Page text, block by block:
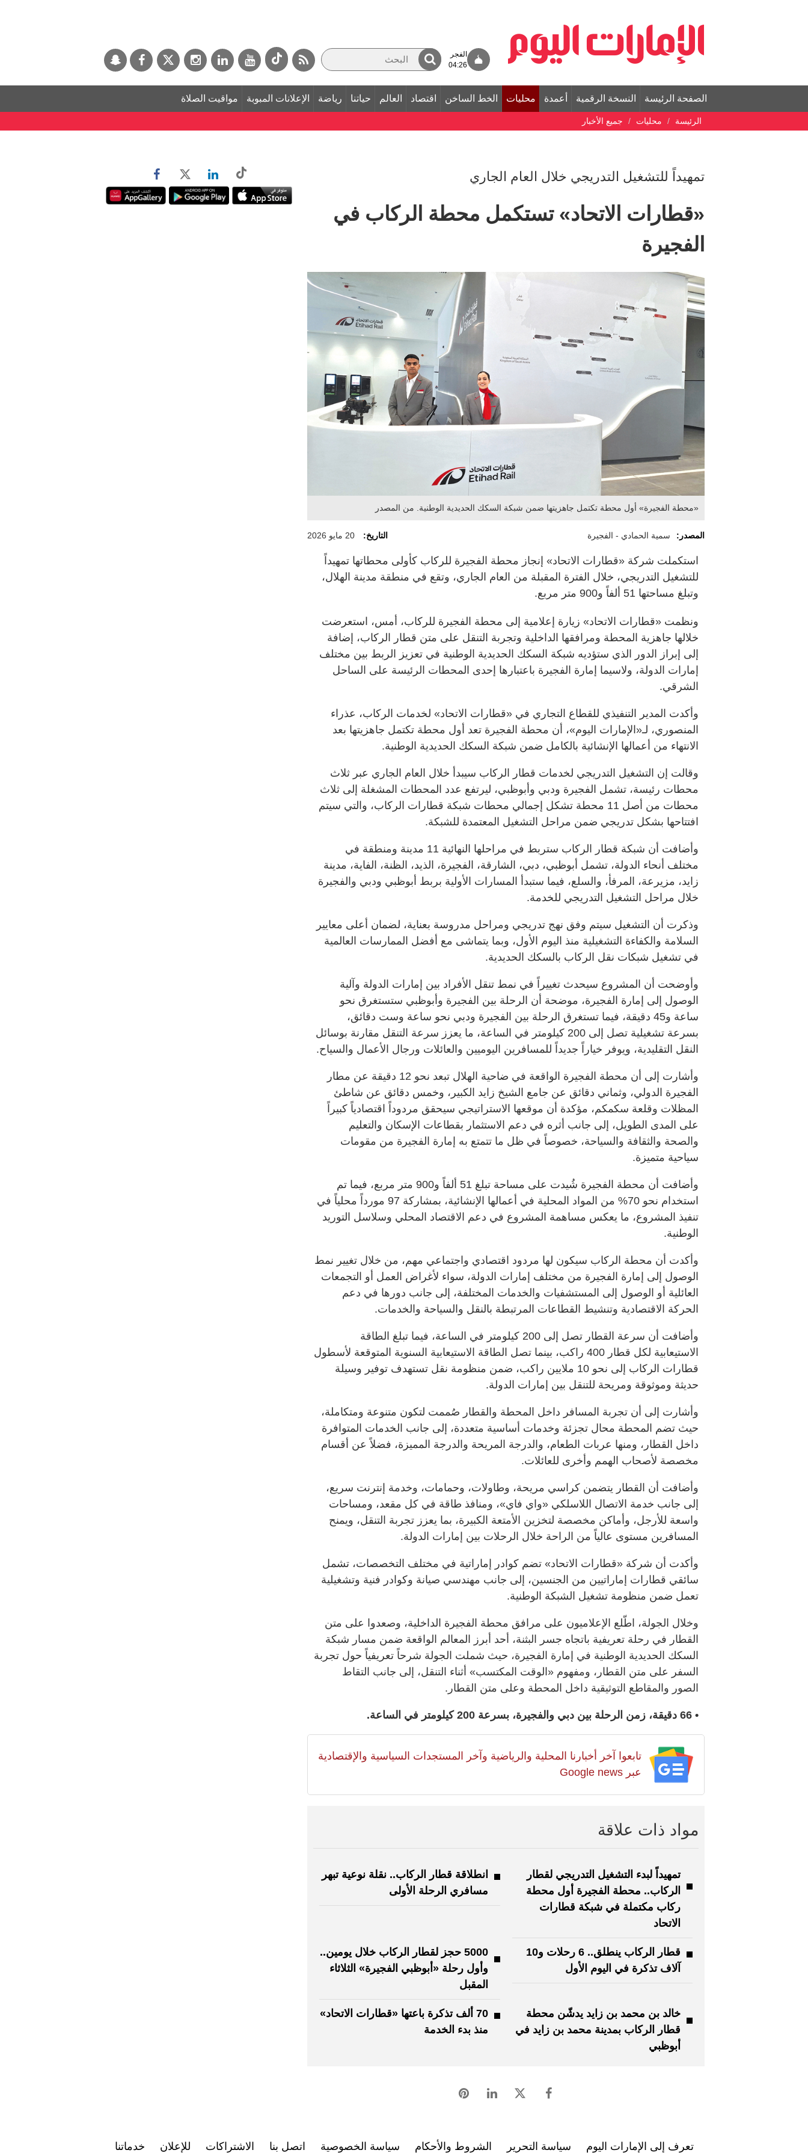
الفجر
04:26
الصفحة الرئيسة النسخة الرقمية أعمدة محليات الخط الساخن اقتصاد العالم حياتنا رياضة الإعلانات المبوبة مواقيت الصلاة
الرئيسة محليات جميع الأخبار
تمهيداً للتشغيل التدريجي خلال العام الجاري
«قطارات الاتحاد» تستكمل محطة الركاب في
الفجيرة
«محطة الفجيرة» أول محطة تكتمل جاهزيتها ضمن شبكة السكك الحديدية الوطنية. من المصدر
المصدر: سمية الحمادي - الفجيرة التاريخ: 20 مايو 2026
استكملت شركة «قطارات الاتحاد» إنجاز محطة الفجيرة للركاب كأولى محطاتها تمهيداً
للتشغيل التدريجي، خلال الفترة المقبلة من العام الجاري، وتقع في منطقة مدينة الهلال،
وتبلغ مساحتها 51 ألفاً و900 متر مربع.
ونظمت «قطارات الاتحاد» زيارة إعلامية إلى محطة الفجيرة للركاب، أمس، استعرضت
خلالها جاهزية المحطة ومرافقها الداخلية وتجربة التنقل على متن قطار الركاب، إضافة
إلى إبراز الدور الذي ستؤديه شبكة السكك الحديدية الوطنية في تعزيز الربط بين مختلف
إمارات الدولة، ولاسيما إمارة الفجيرة باعتبارها إحدى المحطات الرئيسة على الساحل
الشرقي.
وأكدت المدير التنفيذي للقطاع التجاري في «قطارات الاتحاد» لخدمات الركاب، عذراء
المنصوري، لـ«الإمارات اليوم»، أن محطة الفجيرة تعد أول محطة تكتمل جاهزيتها بعد
الانتهاء من أعمالها الإنشائية بالكامل ضمن شبكة السكك الحديدية الوطنية.
وقالت إن التشغيل التدريجي لخدمات قطار الركاب سيبدأ خلال العام الجاري عبر ثلاث
محطات رئيسة، تشمل الفجيرة ودبي وأبوظبي، ليرتفع عدد المحطات المشغلة إلى ثلاث
محطات من أصل 11 محطة تشكل إجمالي محطات شبكة قطارات الركاب، والتي سيتم
افتتاحها بشكل تدريجي ضمن مراحل التشغيل المعتمدة للشبكة.
وأضافت أن شبكة قطار الركاب ستربط في مراحلها النهائية 11 مدينة ومنطقة في
مختلف أنحاء الدولة، تشمل أبوظبي، دبي، الشارقة، الفجيرة، الذيد، الظنة، الفاية، مدينة
زايد، مزيرعة، المرفأ، والسلع، فيما ستبدأ المسارات الأولية بربط أبوظبي ودبي والفجيرة
خلال مراحل التشغيل التدريجي للخدمة.
وذكرت أن التشغيل سيتم وفق نهج تدريجي ومراحل مدروسة بعناية، لضمان أعلى معايير
السلامة والكفاءة التشغيلية منذ اليوم الأول، وبما يتماشى مع أفضل الممارسات العالمية
في تشغيل شبكات نقل الركاب بالسكك الحديدية.
وأوضحت أن المشروع سيحدث تغييراً في نمط تنقل الأفراد بين إمارات الدولة وآلية
الوصول إلى إمارة الفجيرة، موضحة أن الرحلة بين الفجيرة وأبوظبي ستستغرق نحو
ساعة و45 دقيقة، فيما تستغرق الرحلة بين الفجيرة ودبي نحو ساعة وست دقائق،
بسرعة تشغيلية تصل إلى 200 كيلومتر في الساعة، ما يعزز سرعة التنقل مقارنة بوسائل
النقل التقليدية، ويوفر خياراً جديداً للمسافرين اليوميين والعائلات ورجال الأعمال والسياح.
وأشارت إلى أن محطة الفجيرة الواقعة في ضاحية الهلال تبعد نحو 12 دقيقة عن مطار
الفجيرة الدولي، وثماني دقائق عن جامع الشيخ زايد الكبير، وخمس دقائق عن شاطئ
المظلات وقلعة سكمكم، مؤكدة أن موقعها الاستراتيجي سيحقق مردوداً اقتصادياً كبيراً
على المدى الطويل، إلى جانب أثره في دعم الاستثمار بقطاعات الإسكان والتعليم
والصحة والثقافة والسياحة، خصوصاً في ظل ما تتمتع به إمارة الفجيرة من مقومات
سياحية متميزة.
وأضافت أن محطة الفجيرة شُيدت على مساحة تبلغ 51 ألفاً و900 متر مربع، فيما تم
استخدام نحو 70% من المواد المحلية في أعمالها الإنشائية، بمشاركة 97 مورداً محلياً في
تنفيذ المشروع، ما يعكس مساهمة المشروع في دعم الاقتصاد المحلي وسلاسل التوريد
الوطنية.
وأكدت أن محطة الركاب سيكون لها مردود اقتصادي واجتماعي مهم، من خلال تغيير نمط
الوصول إلى إمارة الفجيرة من مختلف إمارات الدولة، سواء لأغراض العمل أو التجمعات
العائلية أو الوصول إلى المستشفيات والخدمات المختلفة، إلى جانب دورها في دعم
الحركة الاقتصادية وتنشيط القطاعات المرتبطة بالنقل والسياحة والخدمات.
وأضافت أن سرعة القطار تصل إلى 200 كيلومتر في الساعة، فيما تبلغ الطاقة
الاستيعابية لكل قطار 400 راكب، بينما تصل الطاقة الاستيعابية السنوية المتوقعة لأسطول
قطارات الركاب إلى نحو 10 ملايين راكب، ضمن منظومة نقل تستهدف توفير وسيلة
حديثة وموثوقة ومريحة للتنقل بين إمارات الدولة.
وأشارت إلى أن تجربة المسافر داخل المحطة والقطار صُممت لتكون متنوعة ومتكاملة،
حيث تضم المحطة محال تجزئة وخدمات أساسية متعددة، إلى جانب الخدمات المتوافرة
داخل القطار، ومنها عربات الطعام، والدرجة المريحة والدرجة المميزة، فضلاً عن أقسام
مخصصة لأصحاب الهمم وأخرى للعائلات.
وأضافت أن القطار يتضمن كراسي مريحة، وطاولات، وحمامات، وخدمة إنترنت سريع،
إلى جانب خدمة الاتصال اللاسلكي «واي فاي»، ومنافذ طاقة في كل مقعد، ومساحات
واسعة للأرجل، وأماكن مخصصة لتخزين الأمتعة الكبيرة، بما يعزز تجربة التنقل، ويمنح
المسافرين مستوى عالياً من الراحة خلال الرحلات بين إمارات الدولة.
وأكدت أن شركة «قطارات الاتحاد» تضم كوادر إماراتية في مختلف التخصصات، تشمل
سائقي قطارات إماراتيين من الجنسين، إلى جانب مهندسي صيانة وكوادر فنية وتشغيلية
تعمل ضمن منظومة تشغيل الشبكة الوطنية.
وخلال الجولة، اطّلع الإعلاميون على مرافق محطة الفجيرة الداخلية، وصعدوا على متن
القطار في رحلة تعريفية باتجاه جسر البثنة، أحد أبرز المعالم الواقعة ضمن مسار شبكة
السكك الحديدية الوطنية في إمارة الفجيرة، حيث شملت الجولة شرحاً تعريفياً حول تجربة
السفر على متن القطار، ومفهوم «الوقت المكتسب» أثناء التنقل، إلى جانب التقاط
الصور والمقاطع التوثيقية داخل المحطة وعلى متن القطار.
• 66 دقيقة، زمن الرحلة بين دبي والفجيرة، بسرعة 200 كيلومتر في الساعة.
تابعوا آخر أخبارنا المحلية والرياضية وآخر المستجدات السياسية والإقتصادية
عبر Google news
مواد ذات علاقة
تمهيداً لبدء التشغيل التدريجي لقطار
الركاب.. محطة الفجيرة أول محطة
ركاب مكتملة في شبكة قطارات
الاتحاد
انطلاقة قطار الركاب.. نقلة نوعية تبهر
مسافري الرحلة الأولى
قطار الركاب ينطلق.. 6 رحلات و10
آلاف تذكرة في اليوم الأول
5000 حجز لقطار الركاب خلال يومين..
وأول رحلة «أبوظبي الفجيرة» الثلاثاء
المقبل
خالد بن محمد بن زايد يدشّن محطة
قطار الركاب بمدينة محمد بن زايد في
أبوظبي
70 ألف تذكرة باعتها «قطارات الاتحاد»
منذ بدء الخدمة
تعرف إلى الإمارات اليوم سياسة التحرير الشروط والأحكام سياسة الخصوصية اتصل بنا الاشتراكات للإعلان خدماتنا